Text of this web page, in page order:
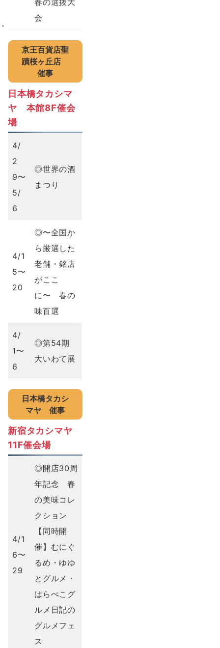
春の選抜大
会
京王百貨店聖
蹟桜ヶ丘店
催事
日本橋タカシマ
ヤ 本館8F催会
場
4/
2
9〜
5/
6
◎世界の酒
まつり
4/1
5〜
20
◎〜全国か
ら厳選した
老舗・銘店
がここ
に〜 春の
味百選
4/
1〜
6
◎第54期
大いわて展
日本橋タカシ
マヤ
催事
新宿タカシマヤ
11F催会場
4/1
6〜
29
◎開店30周
年記念 春
の美味コレ
クション
【同時開
催】むにぐ
るめ・ゆゆ
とグルメ・
はらぺこグ
ルメ日記の
グルメフェ
ス